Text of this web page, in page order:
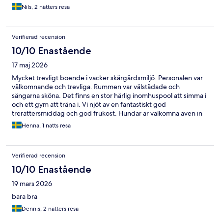
Nils, 2 nätters resa
Verifierad recension
10/10 Enastående
17 maj 2026
Mycket trevligt boende i vacker skärgårdsmiljö. Personalen var
välkomnande och trevliga. Rummen var välstädade och
sängarna sköna. Det finns en stor härlig inomhuspool att simma i
och ett gym att träna i. Vi njöt av en fantastiskt god
trerättersmiddag och god frukost. Hundar är välkomna även in
på restaurangen, vilket är toppen bra. Nästa gång tar vi med
hunden.
Henna, 1 natts resa
Verifierad recension
10/10 Enastående
19 mars 2026
bara bra
Dennis, 2 nätters resa